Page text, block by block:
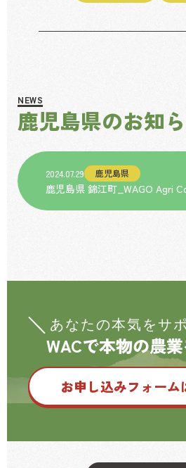
NEWS
鹿児島県のお知
2024.07.29 鹿児島県
鹿児島県 錦江町_WAGO Agri
WACで本物の農
お申し込みフォーム